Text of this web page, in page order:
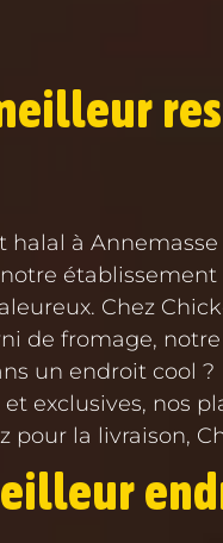
halal à
notre
Chez
de fromage,
un endroit cool
exclusives, nos
pour la livraison,